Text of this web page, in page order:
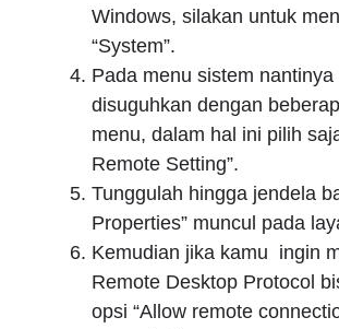
Windows, silakan untuk
“System”.
Pada menu sistem
disuguhkan dengan
menu, dalam hal ini pilih
Remote Setting”.
Tunggulah hingga jendela
Properties” muncul pada
Kemudian jika kamu ingin
Remote Desktop Protocol
opsi “Allow remote